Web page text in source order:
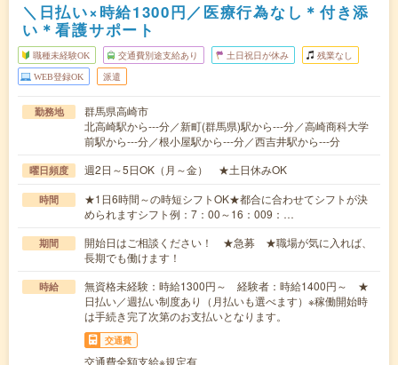
＼日払い×時給1300円／医療行為なし＊付き添
い＊看護サポート
職種未経験OK 交通費別途支給あり 土日祝日が休み 残業なし
WEB登録OK 派遣
勤務地
群馬県高崎市
北高崎駅から---分／新町(群馬県)駅から---分／高崎商科大学
前駅から---分／根小屋駅から---分／西吉井駅から---分
曜日頻度 週2日～5日OK（月～金） ★土日休みOK
時間
★1日6時間～の時短シフトOK★都合に合わせてシフトが決
められますシフト例：7：00～16：009：…
期間
開始日はご相談ください！ ★急募 ★職場が気に入れば、
長期でも働けます！
時給
無資格未経験：時給1300円～ 経験者：時給1400円～ ★
日払い／週払い制度あり（月払いも選べます）※稼働開始時
は手続き完了次第のお支払いとなります。
交通費
交通費全額支給※規定有